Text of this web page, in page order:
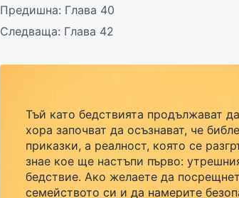
Предишна: Глава 40
Следваща: Глава 42
Тъй като бедствията продължават
хора започват да осъзнават, че
приказки, а реалност, която се
знае кое ще настъпи първо:
бедствие. Ако желаете да
семейството си и да намерите